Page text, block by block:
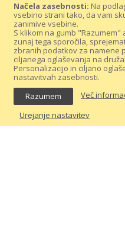
Načela zasebnosti: Na
vsebino strani tako, da vam
zanimive vsebine.
S klikom na gumb
zunaj tega sporočila,
zbranih podatkov za namene
ciljanega oglaševanja na
Personalizacijo in ciljano
nastavitvah zasebnosti.
Razumem
Več
Urejanje nastavitev
Prijavite se na
koristnih nasvetov